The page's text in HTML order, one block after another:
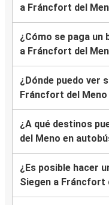
a Fráncfort del
¿Cómo se paga un
a Fráncfort del
¿Dónde puedo ver
Fráncfort del
¿A qué destinos
del Meno en
¿Es posible hacer
Siegen a Fráncfort